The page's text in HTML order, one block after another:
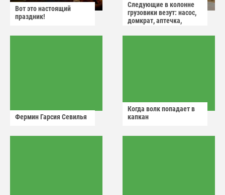
Вот это настоящий
праздник!
Следующие в колонне
грузовики везут: насос,
домкрат, аптечка,
Фермин Гарсия Севилья
Когда волк попадает в
капкан